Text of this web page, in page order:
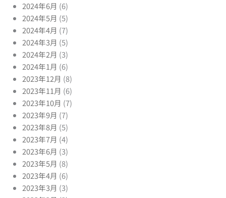
2024年6月 (6)
2024年5月 (5)
2024年4月 (7)
2024年3月 (5)
2024年2月 (3)
2024年1月 (6)
2023年12月 (8)
2023年11月 (6)
2023年10月 (7)
2023年9月 (7)
2023年8月 (5)
2023年7月 (4)
2023年6月 (3)
2023年5月 (8)
2023年4月 (6)
2023年3月 (3)